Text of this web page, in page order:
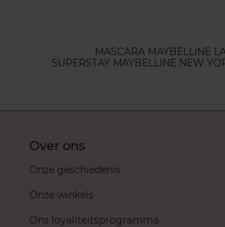
MASCARA MAYBELLINE
SUPERSTAY MAYBELLINE NEW
Over ons
Onze geschiedenis
Onze winkels
Ons loyaliteitsprogramma